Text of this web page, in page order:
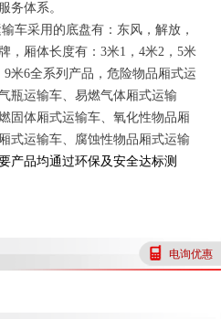
务体系。
车采用的底盘有：东风，解放，
，厢体长度有：3米1 ，4米2 ，5米
9米6全系列产品，危险物品厢式运
瓶运输车、易燃气体厢式运输
固体厢式运输车、氧化性物品厢
式运输车、腐蚀性物品厢式运输
产品均通过环保及安全达标测
电询优惠